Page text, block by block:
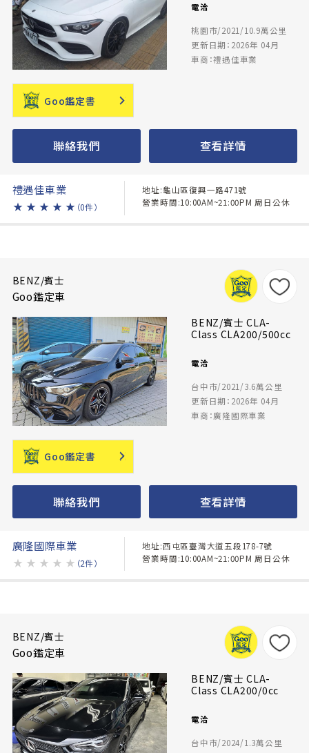
電洽
桃園市/2021/10.9萬公里
更新日期：2026年 04月
車商：禮遇佳車業
Goo鑑定書
聯絡我們 查看詳情
禮遇佳車業
★ ★ ★ ★ ★ （0件）
地址:龜山區復興一路471號
營業時間:10:00AM~21:00PM 周日公休
BENZ/賓士
Goo鑑定車
BENZ/賓士 CLA-
Class CLA200/500cc
電洽
台中市/2021/3.6萬公里
更新日期：2026年 04月
車商：廣隆國際車業
Goo鑑定書
聯絡我們 查看詳情
廣隆國際車業
★ ★ ★ ★ ★ （2件）
地址:西屯區臺灣大道五段178-7號
營業時間:10:00AM~21:00PM 周日公休
BENZ/賓士
Goo鑑定車
BENZ/賓士 CLA-
Class CLA200/0cc
電洽
台中市/2024/1.3萬公里